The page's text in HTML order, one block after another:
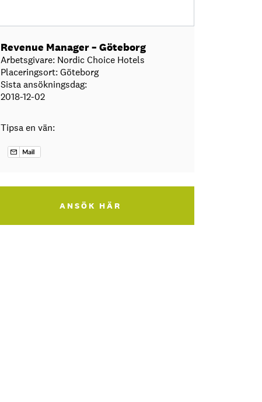
Revenue Manager – Göteborg
Arbetsgivare: Nordic Choice Hotels
Placeringsort: Göteborg
Sista ansökningsdag:
2018-12-02
Tipsa en vän:
ANSÖK HÄR